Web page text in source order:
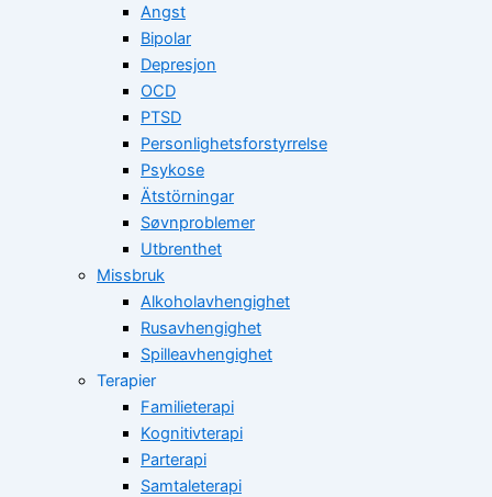
Angst
Bipolar
Depresjon
OCD
PTSD
Personlighetsforstyrrelse
Psykose
Ätstörningar
Søvnproblemer
Utbrenthet
Missbruk
Alkoholavhengighet
Rusavhengighet
Spilleavhengighet
Terapier
Familieterapi
Kognitivterapi
Parterapi
Samtaleterapi